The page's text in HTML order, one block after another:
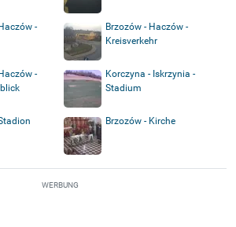
-
Brzozów - Haczów -
Kreisverkehr
-
Korczyna - Iskrzynia -
Stadium
Brzozów - Kirche
WERBUNG